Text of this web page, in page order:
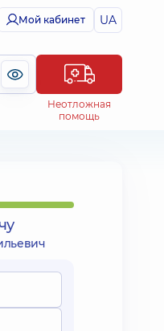
Мой кабинет UA
Неотложная
помощь